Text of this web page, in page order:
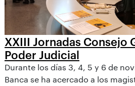
XXIII Jornadas Consejo
Poder Judicial
Durante los días 3, 4, 5 y 6 de
Banca se ha acercado a los